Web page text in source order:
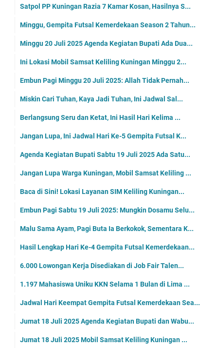
Satpol PP Kuningan Razia 7 Kamar Kosan, Hasilnya S...
Minggu, Gempita Futsal Kemerdekaan Season 2 Tahun...
Minggu 20 Juli 2025 Agenda Kegiatan Bupati Ada Dua...
Ini Lokasi Mobil Samsat Keliling Kuningan Minggu 2...
Embun Pagi Minggu 20 Juli 2025: Allah Tidak Pernah...
Miskin Cari Tuhan, Kaya Jadi Tuhan, Ini Jadwal Sal...
Berlangsung Seru dan Ketat, Ini Hasil Hari Kelima ...
Jangan Lupa, Ini Jadwal Hari Ke-5 Gempita Futsal K...
Agenda Kegiatan Bupati Sabtu 19 Juli 2025 Ada Satu...
Jangan Lupa Warga Kuningan, Mobil Samsat Keliling ...
Baca di Sini! Lokasi Layanan SIM Keliling Kuningan...
Embun Pagi Sabtu 19 Juli 2025: Mungkin Dosamu Selu...
Malu Sama Ayam, Pagi Buta Ia Berkokok, Sementara K...
Hasil Lengkap Hari Ke-4 Gempita Futsal Kemerdekaan...
6.000 Lowongan Kerja Disediakan di Job Fair Talen...
1.197 Mahasiswa Uniku KKN Selama 1 Bulan di Lima ...
Jadwal Hari Keempat Gempita Futsal Kemerdekaan Sea...
Jumat 18 Juli 2025 Agenda Kegiatan Bupati dan Wabu...
Jumat 18 Juli 2025 Mobil Samsat Keliling Kuningan ...